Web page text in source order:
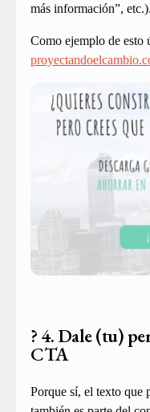
más información”, etc.).
Como ejemplo de esto
? 4. Dale (tu)
CTA
Porque sí, el texto que